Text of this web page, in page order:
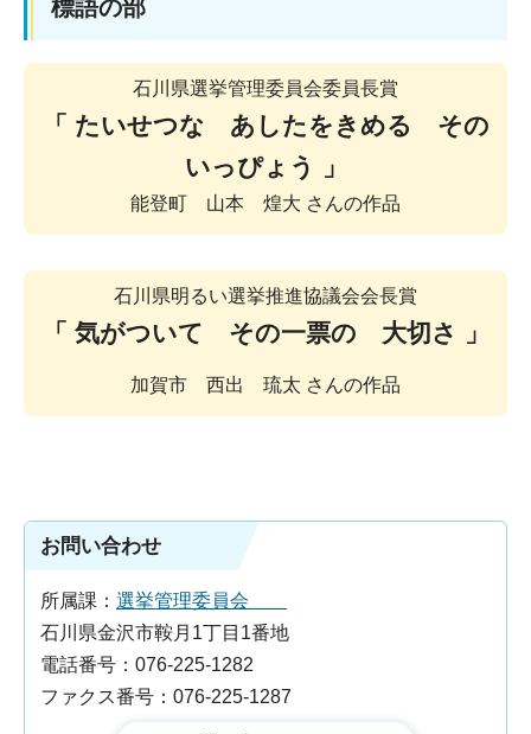
標語の部
石川県選挙管理委員会委員長賞
「 たいせつな あしたをきめる その
いっぴょう 」
能登町 山本 煌大 さんの作品
石川県明るい選挙推進協議会会長賞
「 気がついて その一票の 大切さ 」
加賀市 西出 琉太 さんの作品
お問い合わせ
所属課： 選挙管理委員会
石川県金沢市鞍月1丁目1番地
電話番号：076-225-1282
ファクス番号：076-225-1287